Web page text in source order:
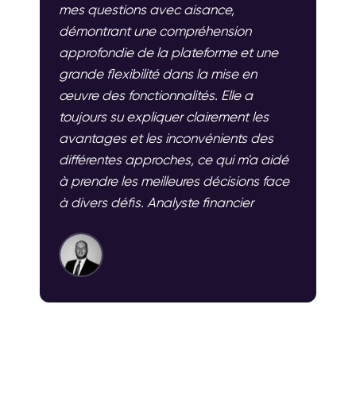
mes questions avec aisance,
démontrant une compréhension
approfondie de la plateforme et une
grande flexibilité dans la mise en
œuvre des fonctionnalités. Elle a
toujours su expliquer clairement les
avantages et les inconvénients des
différentes approches, ce qui m'a aidé
à prendre les meilleures décisions face
à divers défis. Analyste financier